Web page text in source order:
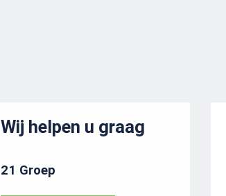
Wij helpen u graag
21 Groep